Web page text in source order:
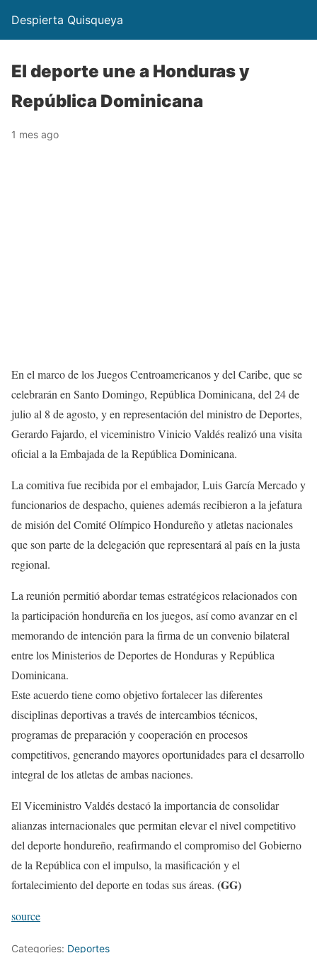
Despierta Quisqueya
El deporte une a Honduras y
República Dominicana
1 mes ago
En el marco de los Juegos Centroamericanos y del Caribe, que se
celebrarán en Santo Domingo, República Dominicana, del 24 de
julio al 8 de agosto, y en representación del ministro de Deportes,
Gerardo Fajardo, el viceministro Vinicio Valdés realizó una visita
oficial a la Embajada de la República Dominicana.
La comitiva fue recibida por el embajador, Luis García Mercado y
funcionarios de despacho, quienes además recibieron a la jefatura
de misión del Comité Olímpico Hondureño y atletas nacionales
que son parte de la delegación que representará al país en la justa
regional.
La reunión permitió abordar temas estratégicos relacionados con
la participación hondureña en los juegos, así como avanzar en el
memorando de intención para la firma de un convenio bilateral
entre los Ministerios de Deportes de Honduras y República
Dominicana.
Este acuerdo tiene como objetivo fortalecer las diferentes
disciplinas deportivas a través de intercambios técnicos,
programas de preparación y cooperación en procesos
competitivos, generando mayores oportunidades para el desarrollo
integral de los atletas de ambas naciones.
El Viceministro Valdés destacó la importancia de consolidar
alianzas internacionales que permitan elevar el nivel competitivo
del deporte hondureño, reafirmando el compromiso del Gobierno
de la República con el impulso, la masificación y el
fortalecimiento del deporte en todas sus áreas. (GG)
source
Categories: Deportes